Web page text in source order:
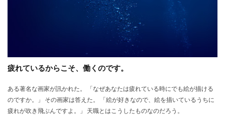
疲れているからこそ、働くのです。
ある著名な画家が訊かれた。 「なぜあなたは疲れている時にでも絵が描ける
のですか。」 その画家は答えた。 「絵が好きなので、絵を描いているうちに
疲れが吹き飛ぶんですよ。」 天職とはこうしたものなのだろう。